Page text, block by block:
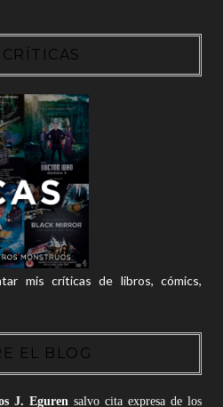
mis críticas de libros, cómics,
EL BLOG
J. Egurensalvo cita expresa de los